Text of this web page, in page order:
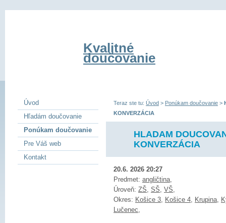
Kvalitné
doučovanie
Teraz ste tu: Úvod > Ponúkam doučovanie >
KONVERZÁCIA
HLADAM
KONVERZÁCIA
20.6. 2026 20:27
Predmet: angličtina,
Úroveň: ZŠ, SŠ, VŠ,
Okres: Košice 3, Košice 4, Krupina,
Lučenec,
Úvod
Hľadám doučovanie
Ponúkam doučovanie
Pre Váš web
Kontakt